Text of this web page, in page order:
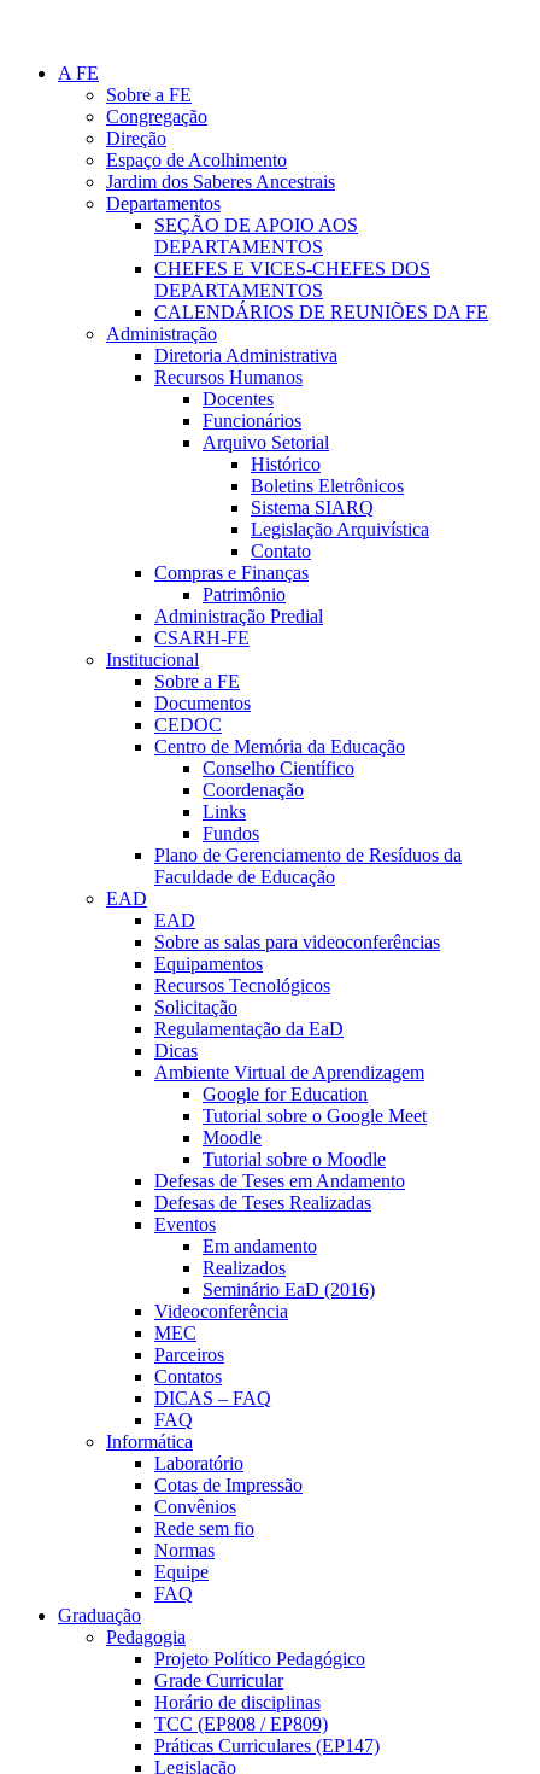
A FE
Sobre a FE
Congregação
Direção
Espaço de Acolhimento
Jardim dos Saberes Ancestrais
Departamentos
SEÇÃO DE APOIO AOS
DEPARTAMENTOS
CHEFES E VICES-CHEFES DOS
DEPARTAMENTOS
CALENDÁRIOS DE REUNIÕES DA FE
Administração
Diretoria Administrativa
Recursos Humanos
Docentes
Funcionários
Arquivo Setorial
Histórico
Boletins Eletrônicos
Sistema SIARQ
Legislação Arquivística
Contato
Compras e Finanças
Patrimônio
Administração Predial
CSARH-FE
Institucional
Sobre a FE
Documentos
CEDOC
Centro de Memória da Educação
Conselho Científico
Coordenação
Links
Fundos
Plano de Gerenciamento de Resíduos da
Faculdade de Educação
EAD
EAD
Sobre as salas para videoconferências
Equipamentos
Recursos Tecnológicos
Solicitação
Regulamentação da EaD
Dicas
Ambiente Virtual de Aprendizagem
Google for Education
Tutorial sobre o Google Meet
Moodle
Tutorial sobre o Moodle
Defesas de Teses em Andamento
Defesas de Teses Realizadas
Eventos
Em andamento
Realizados
Seminário EaD (2016)
Videoconferência
MEC
Parceiros
Contatos
DICAS – FAQ
FAQ
Informática
Laboratório
Cotas de Impressão
Convênios
Rede sem fio
Normas
Equipe
FAQ
Graduação
Pedagogia
Projeto Político Pedagógico
Grade Curricular
Horário de disciplinas
TCC (EP808 / EP809)
Práticas Curriculares (EP147)
Legislação